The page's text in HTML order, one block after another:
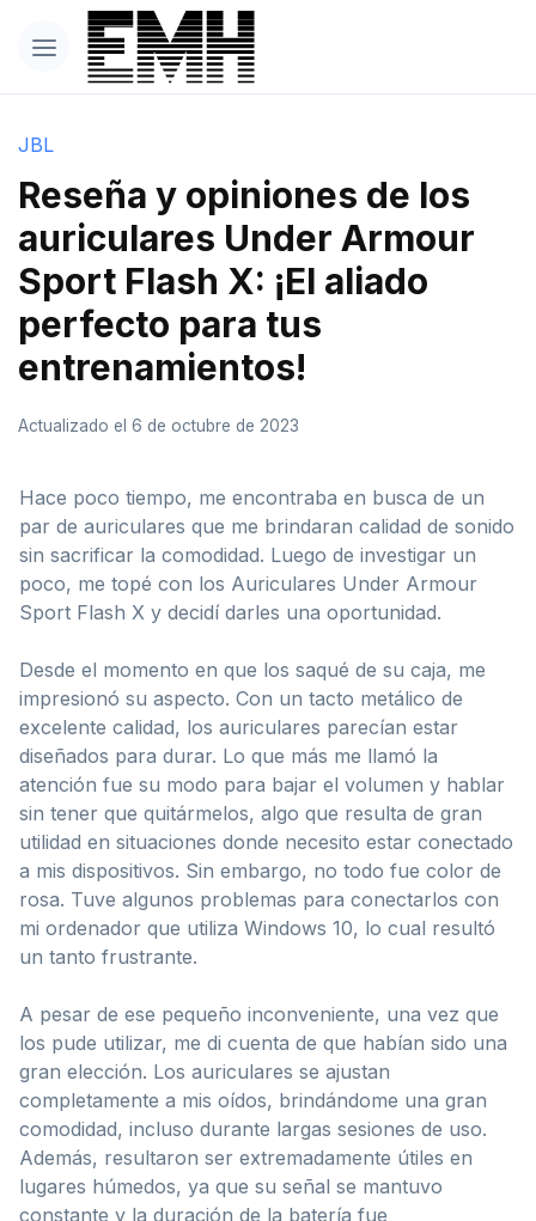
JBL
Reseña y opiniones de los
auriculares Under Armour
Sport Flash X: ¡El aliado
perfecto para tus
entrenamientos!
Actualizado el 6 de octubre de 2023
Hace poco tiempo, me encontraba en busca de un
par de auriculares que me brindaran calidad de sonido
sin sacrificar la comodidad. Luego de investigar un
poco, me topé con los Auriculares Under Armour
Sport Flash X y decidí darles una oportunidad.
Desde el momento en que los saqué de su caja, me
impresionó su aspecto. Con un tacto metálico de
excelente calidad, los auriculares parecían estar
diseñados para durar. Lo que más me llamó la
atención fue su modo para bajar el volumen y hablar
sin tener que quitármelos, algo que resulta de gran
utilidad en situaciones donde necesito estar conectado
a mis dispositivos. Sin embargo, no todo fue color de
rosa. Tuve algunos problemas para conectarlos con
mi ordenador que utiliza Windows 10, lo cual resultó
un tanto frustrante.
A pesar de ese pequeño inconveniente, una vez que
los pude utilizar, me di cuenta de que habían sido una
gran elección. Los auriculares se ajustan
completamente a mis oídos, brindándome una gran
comodidad, incluso durante largas sesiones de uso.
Además, resultaron ser extremadamente útiles en
lugares húmedos, ya que su señal se mantuvo
constante y la duración de la batería fue